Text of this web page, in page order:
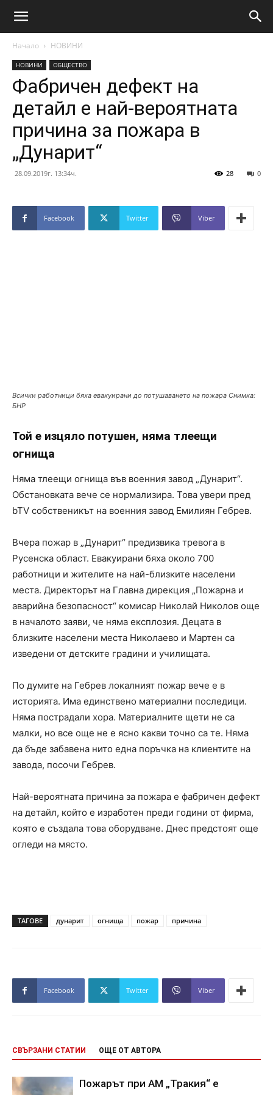
Начало НОВИНИ
НОВИНИ ОБЩЕСТВО
Фабричен дефект на
детайл е най-вероятната
причина за пожара в
„Дунарит“
28.09.2019г. 13:34ч. 0
28
Facebook Twitter Viber
Всички работници бяха евакуирани до потушаването на пожара Снимка:
БНР
Той е изцяло потушен, няма тлеещи
огнища
Няма тлеещи огнища във военния завод „Дунарит“.
Обстановката вече се нормализира. Това увери пред
bTV собственикът на военния завод Емилиян Гебрев.
Вчера пожар в „Дунарит“ предизвика тревога в
Русенска област. Евакуирани бяха около 700
работници и жителите на най-близките населени
места. Директорът на Главна дирекция „Пожарна и
аварийна безопасност“ комисар Николай Николов още
в началото заяви, че няма експлозия. Децата в
близките населени места Николаево и Мартен са
изведени от детските градини и училищата.
По думите на Гебрев локалният пожар вече е в
историята. Има единствено материални последици.
Няма пострадали хора. Материалните щети не са
малки, но все още не е ясно какви точно са те. Няма
да бъде забавена нито една поръчка на клиентите на
завода, посочи Гебрев.
Най-вероятната причина за пожара е фабричен дефект
на детайл, който е изработен преди години от фирма,
която е създала това оборудване. Днес предстоят още
огледи на място.
ТАГОВЕ дунарит огнища пожар причина
Facebook Twitter Viber
СВЪРЗАНИ СТАТИИ ОЩЕ ОТ АВТОРА
Пожарът при АМ „Тракия“ е